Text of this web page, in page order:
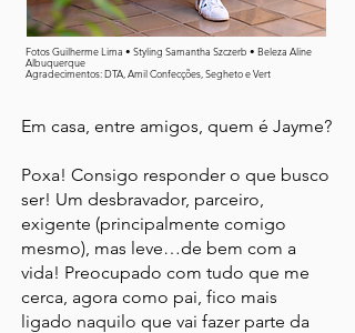
Fotos Guilherme Lima • Styling Samantha Szczerb • Beleza Aline
Albuquerque
Agradecimentos: DTA, Amil Confecções, Segheto e Vert
Em casa, entre amigos, quem é Jayme?
Poxa! Consigo responder o que busco
ser! Um desbravador, parceiro,
exigente (principalmente comigo
mesmo), mas leve…de bem com a
vida! Preocupado com tudo que me
cerca, agora como pai, fico mais
ligado naquilo que vai fazer parte da